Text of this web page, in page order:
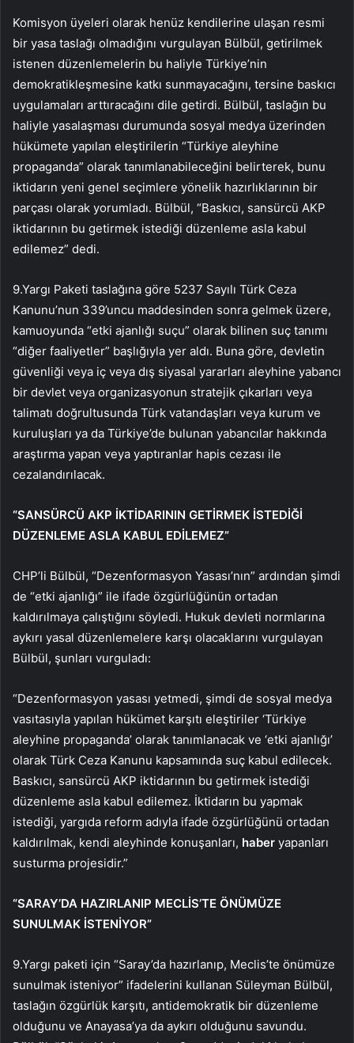
Komisyon üyeleri olarak henüz kendilerine ulaşan resmi
bir yasa taslağı olmadığını vurgulayan Bülbül, getirilmek
istenen düzenlemelerin bu haliyle Türkiye’nin
demokratikleşmesine katkı sunmayacağını, tersine baskıcı
uygulamaları arttıracağını dile getirdi. Bülbül, taslağın bu
haliyle yasalaşması durumunda sosyal medya üzerinden
hükümete yapılan eleştirilerin “Türkiye aleyhine
propaganda” olarak tanımlanabileceğini belirterek, bunu
iktidarın yeni genel seçimlere yönelik hazırlıklarının bir
parçası olarak yorumladı. Bülbül, “Baskıcı, sansürcü AKP
iktidarının bu getirmek istediği düzenleme asla kabul
edilemez” dedi.
9.Yargı Paketi taslağına göre 5237 Sayılı Türk Ceza
Kanunu’nun 339’uncu maddesinden sonra gelmek üzere,
kamuoyunda “etki ajanlığı suçu” olarak bilinen suç tanımı
“diğer faaliyetler” başlığıyla yer aldı. Buna göre, devletin
güvenliği veya iç veya dış siyasal yararları aleyhine yabancı
bir devlet veya organizasyonun stratejik çıkarları veya
talimatı doğrultusunda Türk vatandaşları veya kurum ve
kuruluşları ya da Türkiye’de bulunan yabancılar hakkında
araştırma yapan veya yaptıranlar hapis cezası ile
cezalandırılacak.
“SANSÜRCÜ AKP İKTİDARININ GETİRMEK İSTEDİĞİ
DÜZENLEME ASLA KABUL EDİLEMEZ”
CHP’li Bülbül, “Dezenformasyon Yasası’nın” ardından şimdi
de “etki ajanlığı” ile ifade özgürlüğünün ortadan
kaldırılmaya çalıştığını söyledi. Hukuk devleti normlarına
aykırı yasal düzenlemelere karşı olacaklarını vurgulayan
Bülbül, şunları vurguladı:
“Dezenformasyon yasası yetmedi, şimdi de sosyal medya
vasıtasıyla yapılan hükümet karşıtı eleştiriler ‘Türkiye
aleyhine propaganda’ olarak tanımlanacak ve ‘etki ajanlığı’
olarak Türk Ceza Kanunu kapsamında suç kabul edilecek.
Baskıcı, sansürcü AKP iktidarının bu getirmek istediği
düzenleme asla kabul edilemez. İktidarın bu yapmak
istediği, yargıda reform adıyla ifade özgürlüğünü ortadan
kaldırılmak, kendi aleyhinde konuşanları, haber yapanları
susturma projesidir.”
“SARAY’DA HAZIRLANIP MECLİS’TE ÖNÜMÜZE
SUNULMAK İSTENİYOR”
9.Yargı paketi için “Saray’da hazırlanıp, Meclis’te önümüze
sunulmak isteniyor” ifadelerini kullanan Süleyman Bülbül,
taslağın özgürlük karşıtı, antidemokratik bir düzenleme
olduğunu ve Anayasa’ya da aykırı olduğunu savundu.